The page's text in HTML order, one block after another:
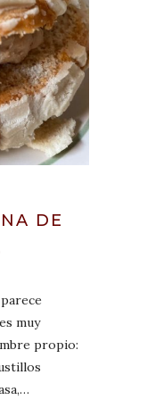
DE
muy
propio: